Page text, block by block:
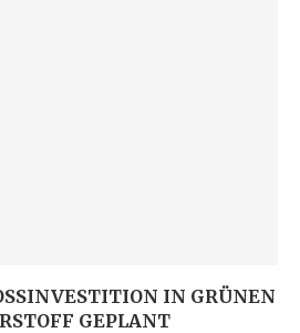
IN GRÜNEN W
GEPLANT